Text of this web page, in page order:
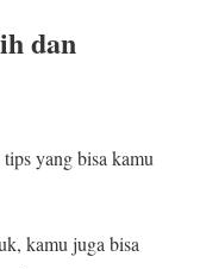
dan
yang bisa kamu
kamu juga bisa